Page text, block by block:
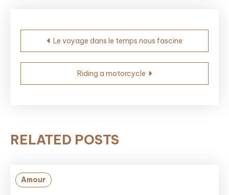
Post
navigation
Le voyage dans le temps nous fascine
Riding a motorcycle
RELATED POSTS
Amour